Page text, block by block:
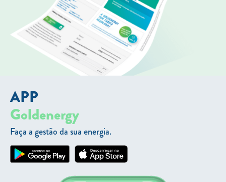
APP
Goldenergy
Faça a gestão da sua energia.